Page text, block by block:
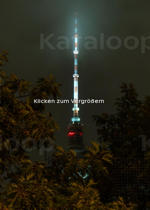
Klicken zum Vergrößern